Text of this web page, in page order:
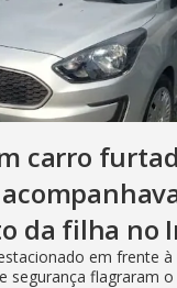
carro
da filha no
em frente à
segurança flagraram